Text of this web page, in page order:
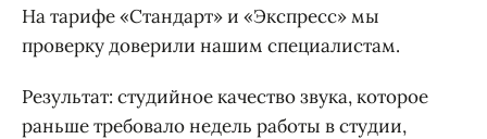
На тарифе «Стандарт» и «Экспресс» мы
проверку доверили нашим специалистам.
Результат: студийное качество звука, которое
раньше требовало недель работы в студии,